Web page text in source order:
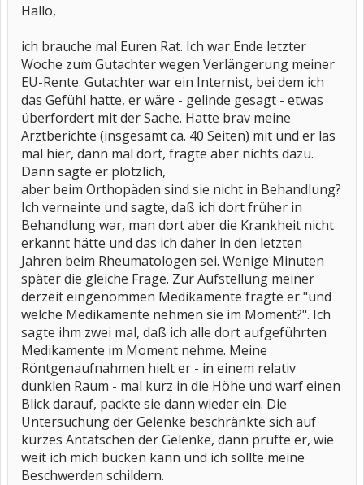
Hallo,
ich brauche mal Euren Rat. Ich war Ende letzter
Woche zum Gutachter wegen Verlängerung meiner
EU-Rente. Gutachter war ein Internist, bei dem ich
das Gefühl hatte, er wäre - gelinde gesagt - etwas
überfordert mit der Sache. Hatte brav meine
Arztberichte (insgesamt ca. 40 Seiten) mit und er las
mal hier, dann mal dort, fragte aber nichts dazu.
Dann sagte er plötzlich,
aber beim Orthopäden sind sie nicht in Behandlung?
Ich verneinte und sagte, daß ich dort früher in
Behandlung war, man dort aber die Krankheit nicht
erkannt hätte und das ich daher in den letzten
Jahren beim Rheumatologen sei. Wenige Minuten
später die gleiche Frage. Zur Aufstellung meiner
derzeit eingenommen Medikamente fragte er "und
welche Medikamente nehmen sie im Moment?". Ich
sagte ihm zwei mal, daß ich alle dort aufgeführten
Medikamente im Moment nehme. Meine
Röntgenaufnahmen hielt er - in einem relativ
dunklen Raum - mal kurz in die Höhe und warf einen
Blick darauf, packte sie dann wieder ein. Die
Untersuchung der Gelenke beschränkte sich auf
kurzes Antatschen der Gelenke, dann prüfte er, wie
weit ich mich bücken kann und ich sollte meine
Beschwerden schildern.